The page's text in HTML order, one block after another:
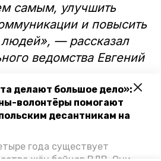
делают большое дело»:
волонтёры помогают
десантникам на
года существует
самым, улучшить
и повысить
— рассказал
ведомства Евгений
крае
поступлений из